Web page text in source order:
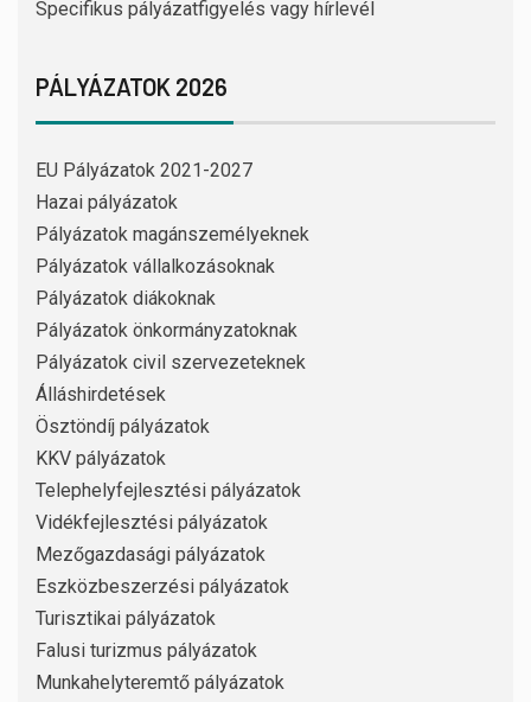
Specifikus pályázatfigyelés vagy hírlevél
PÁLYÁZATOK 2026
EU Pályázatok 2021-2027
Hazai pályázatok
Pályázatok magánszemélyeknek
Pályázatok vállalkozásoknak
Pályázatok diákoknak
Pályázatok önkormányzatoknak
Pályázatok civil szervezeteknek
Álláshirdetések
Ösztöndíj pályázatok
KKV pályázatok
Telephelyfejlesztési pályázatok
Vidékfejlesztési pályázatok
Mezőgazdasági pályázatok
Eszközbeszerzési pályázatok
Turisztikai pályázatok
Falusi turizmus pályázatok
Munkahelyteremtő pályázatok